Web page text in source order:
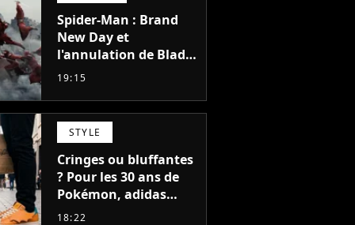
Spider-Man : Brand
New Day et
l'annulation de Blade
montrent que Marvel
faire quoi que ce soit
de simple
19:15
STYLE
Cringes ou bluffantes
? Pour les 30 ans de
Pokémon, adidas
dévoile une énorme
18:22